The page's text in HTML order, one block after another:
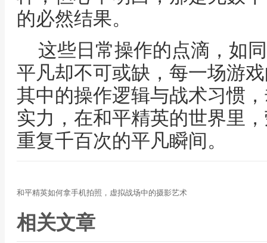
的必然结果。
这些日常操作的点滴，如
平凡却不可或缺，每一场游
其中的操作逻辑与战术习惯
实力，在和平精英的世界里
重复千百次的平凡瞬间。
和平精英如何拿手机拍照，虚拟战场中的摄影艺术
相关文章